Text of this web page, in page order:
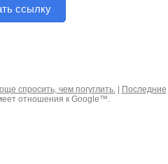
ссылку
спросить, чем погуглить.|
Последние
отношения к Google™.